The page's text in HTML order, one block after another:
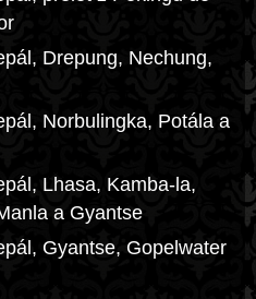
Drepung, Nechung,
Norbulingka, Potála a
Lhasa, Kamba-la,
a Gyantse
Gyantse, Gopelwater